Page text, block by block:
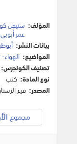
المؤلف: ستيفن
عمر أيوبي
بيانات النشر:
المواضيع: الهواء-
تصنيف الكونجرس:
نوع المادة: كتب
المصدر: فرع
مجموع